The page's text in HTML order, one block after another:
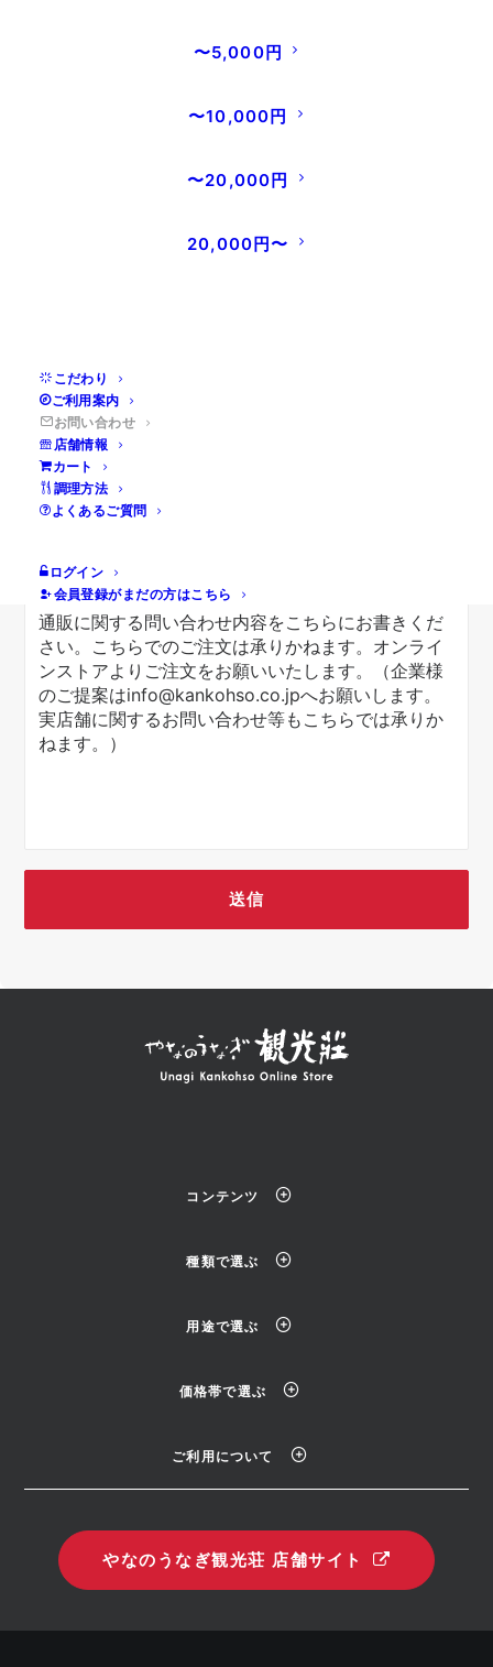
〜5,000円
〜10,000円
〜20,000円
20,000円〜
こだわり
ご利用案内
お問い合わせ
店舗情報
カート
調理方法
よくあるご質問
ログイン
会員登録がまだの方はこちら
※ 返信にはお時間を頂く場合もございます。
※ 確認のためもう一度ご入力ください。
コンテンツ
種類で選ぶ
用途で選ぶ
価格帯で選ぶ
ご利用について
やなのうなぎ観光荘 店舗サイト